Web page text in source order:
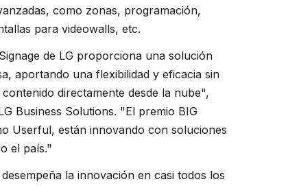
como zonas, programación,
para videowalls, etc.
de LG proporciona una solución
aportando una flexibilidad y eficacia sin
directamente desde la nube",
Business Solutions. "El premio BIG
Userful, están innovando con soluciones
el país."
la innovación en casi todos los